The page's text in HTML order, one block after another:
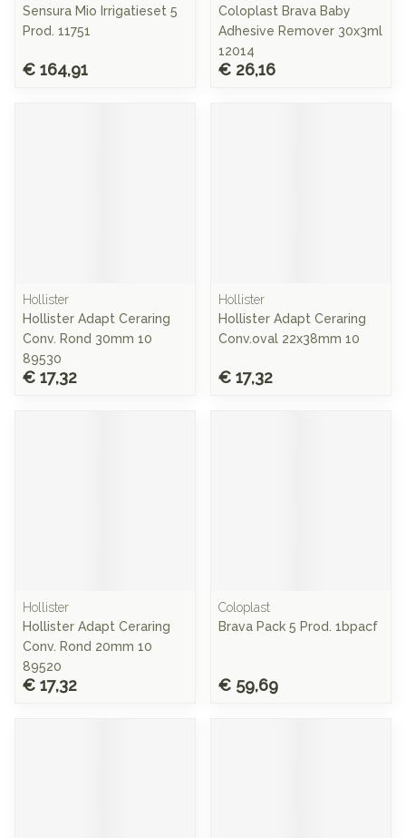
Sensura Mio Irrigatieset 5
Prod. 11751
€ 164,91
Coloplast Brava Baby
Adhesive Remover 30x3ml
12014
€ 26,16
Hollister
Hollister Adapt Ceraring
Conv. Rond 30mm 10
89530
€ 17,32
Hollister
Hollister Adapt Ceraring
Conv.oval 22x38mm 10
€ 17,32
Hollister
Hollister Adapt Ceraring
Conv. Rond 20mm 10
89520
€ 17,32
Coloplast
Brava Pack 5 Prod. 1bpacf
€ 59,69